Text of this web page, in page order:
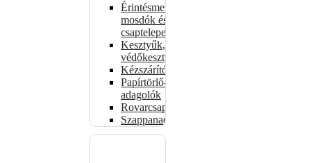
Érintésmentes
mosdók és
csaptelepek
Kesztyűk,
védőkesztyűk
Kézszárítók
Papírtörlő-
adagolók
Rovarcsapdák
Szappanadagolók